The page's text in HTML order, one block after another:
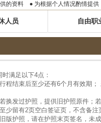
的资料 ● 为根据个人情况酌情提供
人员 自由职
时满足以下4点：
程结束后至少还有6个月有效期
换发过护照，提供旧护照原件；
少留有2页空白签证页，不含备注
版护照，请在护照末页签名，未